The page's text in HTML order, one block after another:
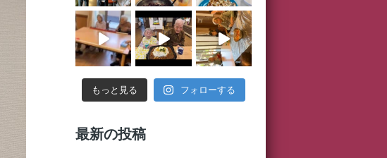
もっと見る フォローする
最新の投稿